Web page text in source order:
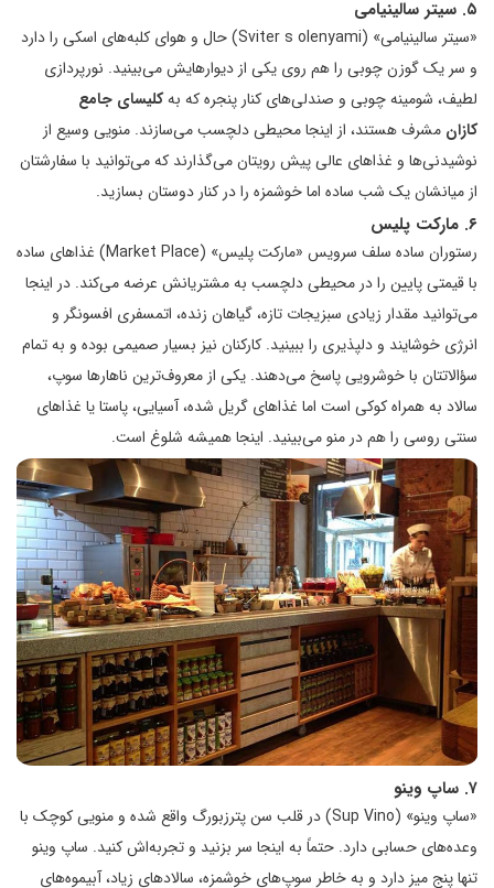
۵. سیتر سالینیامی
«سیتر سالینیامی» (Sviter s olenyami) حال و هوای کلبه‌های اسکی را دارد
و سر یک گوزن چوبی را هم روی یکی از دیوارهایش می‌بینید. نورپردازی
لطیف، شومینه چوبی و صندلی‌های کنار پنجره که بهکلیسای جامع
کازان مشرف هستند، از اینجا محیطی دلچسب می‌سازند. منویی وسیع از
نوشیدنی‌ها و غذاهای عالی پیش رویتان می‌گذارند که می‌توانید با سفارشتان
از میانشان یک شب ساده اما خوشمزه را در کنار دوستان بسازید.
۶. مارکت پلیس
رستوران ساده سلف سرویس «مارکت پلیس» (Market Place) غذاهای ساده
با قیمتی پایین را در محیطی دلچسب به مشتریانش عرضه می‌کند. در اینجا
می‌توانید مقدار زیادی سبزیجات تازه، گیاهان زنده، اتمسفری افسونگر و
انرژی خوشایند و دلپذیری را ببینید. کارکنان نیز بسیار صمیمی بوده و به تمام
سؤالاتتان با خوشرویی پاسخ می‌دهند. یکی از معروف‌ترین ناهارها سوپ،
سالاد به همراه کوکی است اما غذاهای گریل شده، آسیایی، پاستا یا غذاهای
سنتی روسی را هم در منو می‌بینید. اینجا همیشه شلوغ است.
۷. ساپ وینو
«ساپ وینو» (Sup Vino) در قلب سن پترزبورگ واقع شده و منویی کوچک با
وعده‌های حسابی دارد. حتماً به اینجا سر بزنید و تجربه‌اش کنید. ساپ وینو
تنها پنج میز دارد و به خاطر سوپ‌های خوشمزه، سالادهای زیاد، آبیموه‌های